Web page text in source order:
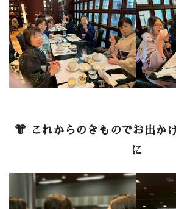
👘 これからのきものでお出か
に